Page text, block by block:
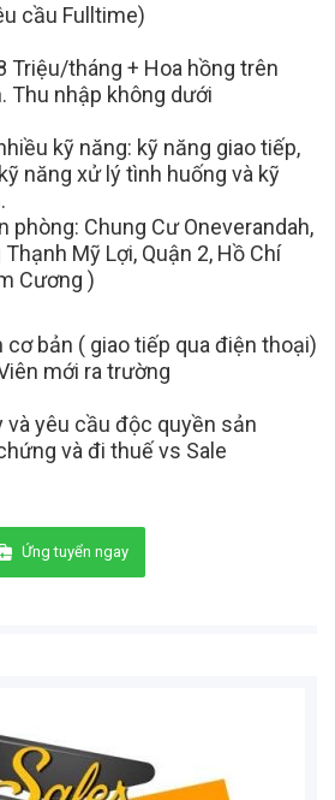
cầu Fulltime)
Triệu/tháng + Hoa hồng trên
Thu nhập không dưới
kỹ năng: kỹ năng giao tiếp,
năng xử lý tình huống và kỹ
phòng: Chung Cư Oneverandah,
Mỹ Lợi, Quận 2, Hồ Chí
Cương )
cơ bản ( giao tiếp qua điện thoại)
mới ra trường
và yêu cầu độc quyền sản
và đi thuế vs Sale
Ứng tuyển ngay